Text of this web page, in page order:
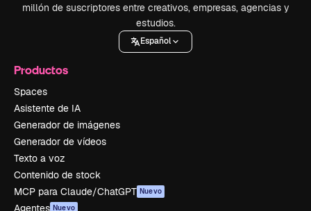
millón de suscriptores entre creativos, empresas, agencias y
estudios.
Español
Productos
Spaces
Asistente de IA
Generador de imágenes
Generador de vídeos
Texto a voz
Contenido de stock
MCP para Claude/ChatGPT Nuevo
Agentes Nuevo